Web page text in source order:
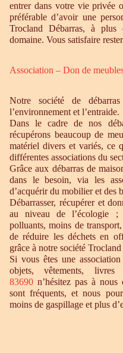
entrer dans votre vie privée
préférable d’avoir une
Trocland Débarras, à plus
domaine. Vous satisfaire
Association – Don de
Notre société de
l’environnement et l’entraide.
Dans le cadre de nos
récupérons beaucoup de
matériel divers et variés, ce
différentes associations du
Grâce aux débarras de
dans le besoin, via les
d’acquérir du mobilier et des
Débarrasser, récupérer et
au niveau de l’écologie ;
polluants, moins de
de réduire les déchets en
grâce à notre société
Si vous êtes une
objets, vêtements,
83690 n’hésitez pas à nous
sont fréquents, et nous
moins de gaspillage et plus